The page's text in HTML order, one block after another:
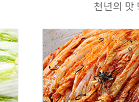
천년의 맛